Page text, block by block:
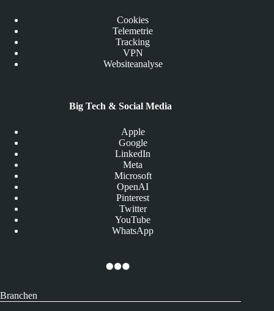
Cookies
Telemetrie
Tracking
VPN
Websiteanalyse
Big Tech & Social Media
Apple
Google
LinkedIn
Meta
Microsoft
OpenAI
Pinterest
Twitter
YouTube
WhatsApp
Branchen